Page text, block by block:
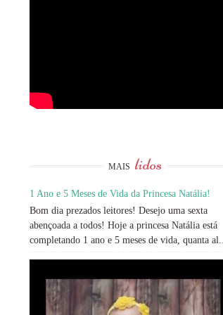
MAIS lidos
1 Ano e 5 Meses de Vida da Princesa Natália!
Bom dia prezados leitores! Desejo uma sexta
abençoada a todos! Hoje a princesa Natália está
completando 1 ano e 5 meses de vida, quanta al...